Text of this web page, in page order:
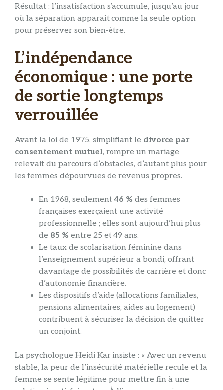
Résultat : l’insatisfaction s’accumule, jusqu’au jour
où la séparation apparaît comme la seule option
pour préserver son bien-être.
L’indépendance
économique : une porte
de sortie longtemps
verrouillée
Avant la loi de 1975, simplifiant le divorce par
consentement mutuel, rompre un mariage
relevait du parcours d’obstacles, d’autant plus pour
les femmes dépourvues de revenus propres.
En 1968, seulement 46 % des femmes
françaises exerçaient une activité
professionnelle ; elles sont aujourd’hui plus
de 85 % entre 25 et 49 ans.
Le taux de scolarisation féminine dans
l’enseignement supérieur a bondi, offrant
davantage de possibilités de carrière et donc
d’autonomie financière.
Les dispositifs d’aide (allocations familiales,
pensions alimentaires, aides au logement)
contribuent à sécuriser la décision de quitter
un conjoint.
La psychologue Heidi Kar insiste : « Avec un revenu
stable, la peur de l’insécurité matérielle recule et la
femme se sente légitime pour mettre fin à une